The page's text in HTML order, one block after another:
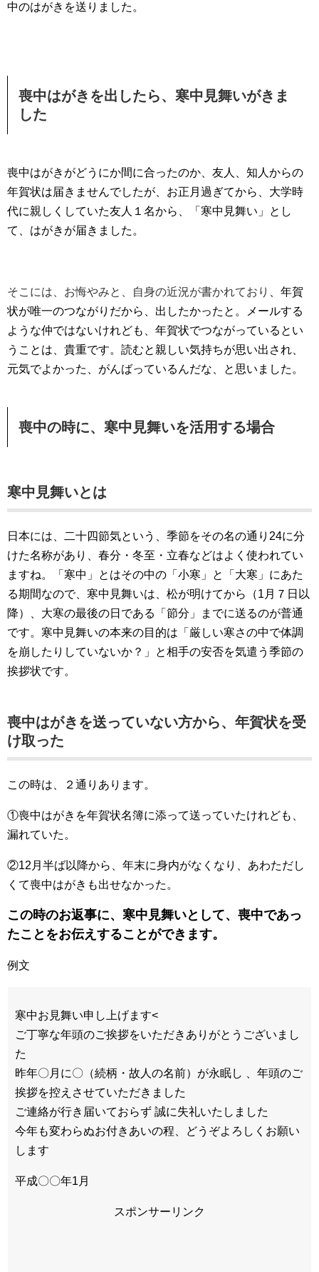
中のはがきを送りました。
喪中はがきを出したら、寒中見舞いがきま
した
喪中はがきがどうにか間に合ったのか、友人、知人からの
年賀状は届きませんでしたが、お正月過ぎてから、大学時
代に親しくしていた友人１名から、「寒中見舞い」とし
て、はがきが届きました。
そこには、お悔やみと、自身の近況が書かれており
、年賀
状が唯一のつながりだから、出したかったと。メールする
ような仲ではないけれども、年賀状でつながっているとい
うことは、貴重です。読むと親しい気持ちが思い出され、
元気でよかった、がんばっているんだな、と思いました。
喪中の時に、寒中見舞いを活用する場合
寒中見舞いとは
日本には、二十四節気という、季節をその名の通り24に分
けた名称があり、春分・冬至・立春などはよく使われてい
ますね。「寒中」とはその中の「小寒」と「大寒」にあた
る期間なので、寒中見舞いは、松が明けてから（1月７日以
降）、大寒の最後の日である「節分」までに送るのが普通
です。寒中見舞いの本来の目的は「厳しい寒さの中で体調
を崩したりしていないか？」と相手の安否を気遣う季節の
挨拶状です。
喪中はがきを送っていない方から、年賀状を受
け取った
この時は、２通りあります。
①喪中はがきを年賀状名簿に添って送っていたけれども、
漏れていた。
②12月半ば以降から、年末に身内がなくなり、あわただし
くて喪中はがきも出せなかった。
この時のお返事に、寒中見舞いとして、喪中であっ
たことをお伝えすることができます。
例文
寒中お見舞い申し上げます<
ご丁寧な年頭のご挨拶をいただきありがとうございまし
た
昨年〇月に〇（続柄・故人の名前）が永眠し 、年頭のご
挨拶を控えさせていただきました
ご連絡が行き届いておらず 誠に失礼いたしました
今年も変わらぬお付きあいの程、どうぞよろしくお願い
します
平成〇〇年1月
スポンサーリンク